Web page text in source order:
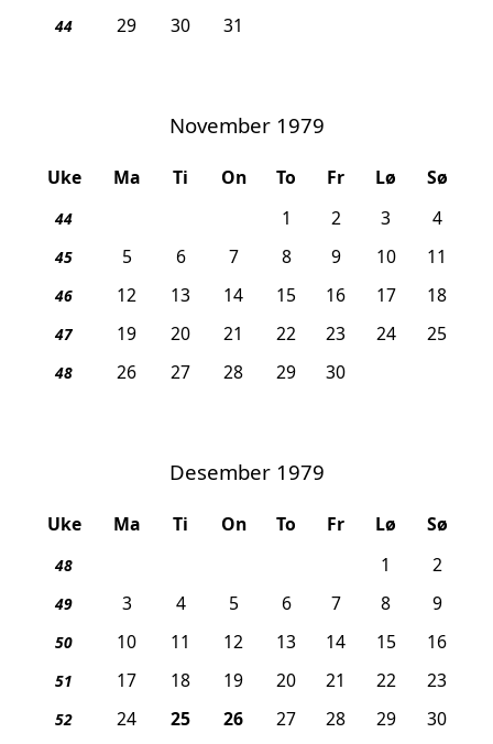
44 29 30 31
November 1979
Uke Ma Ti On To Fr Lø Sø
44 1 2 3 4
45 5 6 7 8 9 10 11
46 12 13 14 15 16 17 18
47 19 20 21 22 23 24 25
48 26 27 28 29 30
Desember 1979
Uke Ma Ti On To Fr Lø Sø
48 1 2
49 3 4 5 6 7 8 9
50 10 11 12 13 14 15 16
51 17 18 19 20 21 22 23
52 24 25, 1. juledag
26, 2. juledag
27 28 29 30